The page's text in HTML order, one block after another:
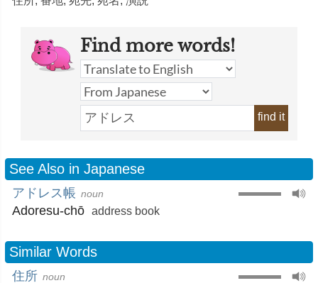
Find more words!
find it
See Also in Japanese
アドレス帳 noun
Adoresu-chō address book
Similar Words
住所 noun